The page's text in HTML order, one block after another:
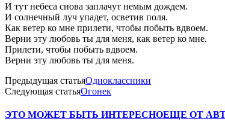
И тут небеса снова заплачут немым дождем.
И солнечный луч упадет, осветив поля.
Как ветер ко мне прилети, чтобы побыть вдвоем.
Верни эту любовь ты для меня, как ветер ко мне.
Прилети, чтобы побыть вдвоем.
Верни эту любовь ты для меня.
Предыдущая статьяОдноклассники
Следующая статьяОгонек
ЭТО МОЖЕТ БЫТЬ ИНТЕРЕСНОЕЩЕ ОТ